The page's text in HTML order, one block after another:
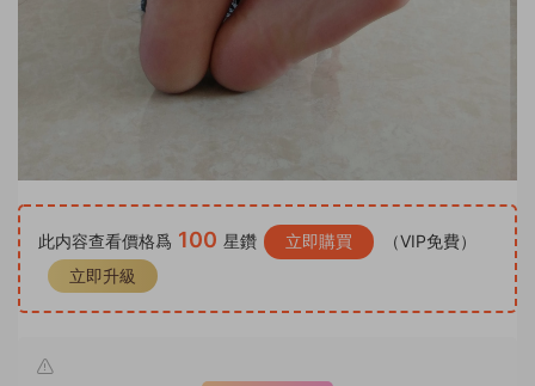
此内容查看價格爲 100 星鑽 立即購買
（VIP免費）
立即升級